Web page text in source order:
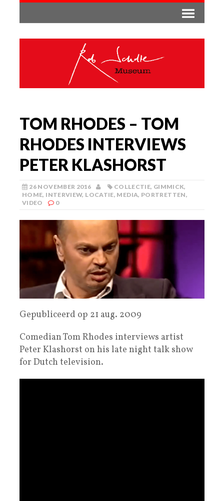
TOM RHODES – TOM
RHODES INTERVIEWS
PETER KLASHORST
26 NOVEMBER 2016 COLLECTIE, GIMMICK,
HOME, INTERVIEW, LOCATIE, MEDIA, PORTRETTEN,
VIDEO
0
Gepubliceerd op 21 aug. 2009
Comedian Tom Rhodes interviews artist
Peter Klashorst on his late night talk show
for Dutch television.